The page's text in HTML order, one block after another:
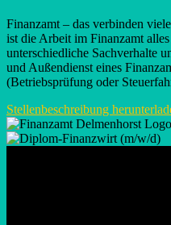
Finanzamt – das verbinden
ist die Arbeit im Finanzamt
unterschiedliche Sachverhalte
und Außendienst eines
(Betriebsprüfung oder
Stellenbeschreibung